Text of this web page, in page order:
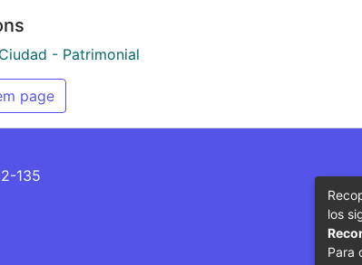
- Patrimonial
page
135
los
Para